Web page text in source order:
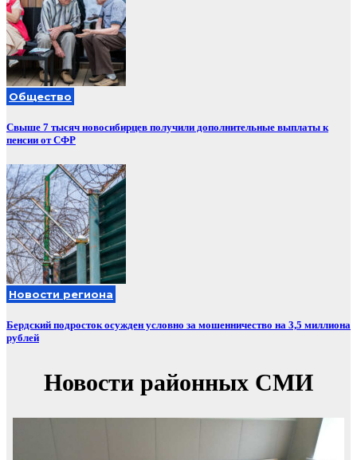
Общество
Свыше 7 тысяч новосибирцев получили дополнительные выплаты к
пенсии от СФР
Новости региона
Бердский подросток осужден условно за мошенничество на 3,5 миллиона
рублей